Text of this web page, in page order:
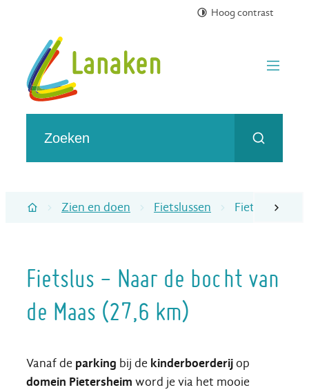
Hoog contrast
Toerisme gemeente Lanaken
Zoeken
menu
scroll
Startpagina
Zien en doen Fietslussen Fietslus -
Fietslus - Naar de bocht van
de Maas (27,6 km)
Vanaf de parking bij de kinderboerderijop
domein Pietersheim word je via het mooie